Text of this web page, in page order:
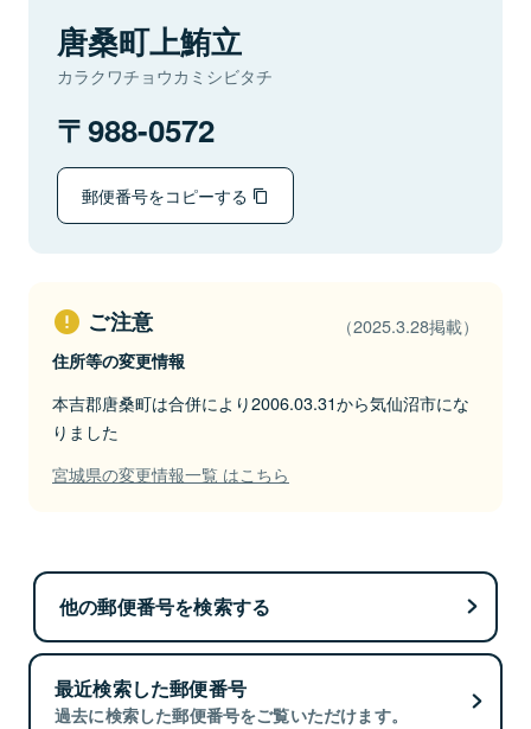
唐桑町上鮪立
カラクワチョウカミシビタチ
988-0572
郵便番号をコピーする
ご注意 （2025.3.28掲載）
住所等の変更情報
本吉郡唐桑町は合併により2006.03.31から気仙沼市にな
りました
宮城県の変更情報一覧 はこちら
他の郵便番号を検索する
最近検索した郵便番号
過去に検索した郵便番号をご覧いただけます。